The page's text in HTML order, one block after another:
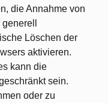
die Annahme von
Löschen der
aktivieren.
kann die
sein.
oder zu